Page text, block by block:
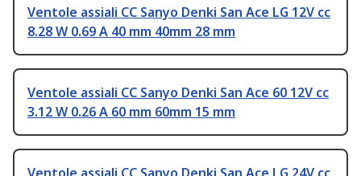
Ventole assiali CC Sanyo Denki San Ace LG 12V cc
8.28 W 0.69 A 40 mm 40mm 28 mm
Ventole assiali CC Sanyo Denki San Ace 60 12V cc
3.12 W 0.26 A 60 mm 60mm 15 mm